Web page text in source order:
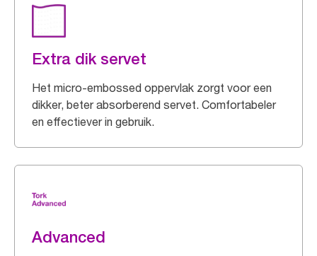
Extra dik servet
Het micro-embossed oppervlak zorgt voor een
dikker, beter absorberend servet. Comfortabeler
en effectiever in gebruik.
Advanced